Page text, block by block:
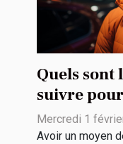
Quels sont
suivre
rachat de
Mercredi 1
Avoir un moyen